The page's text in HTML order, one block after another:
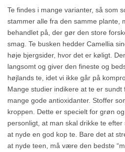
Te findes i mange varianter, så som
stammer alle fra den samme plante,
behandlet på, der gør den store
smag. Te busken hedder Camellia
høje bjergsider, hvor det er køligt.
langsomt og giver den fineste og
højlands te, idet vi ikke går på
Mange studier indikere at te er
mange gode antioxidanter. Stoffer
kroppen. Dette er specielt for grøn
personligt, at man skal drikke te
at nyde en god kop te. Bare det at
at nyde teen, må være den bedste